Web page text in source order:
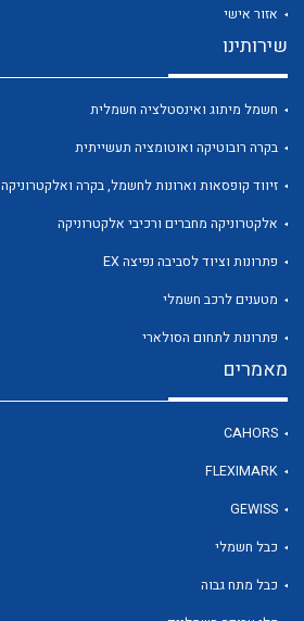
אזור אישי
שירותינו
חשמל מיתוג ואינסטלציה חשמלית
בקרה רובוטיקה ואוטומציה תעשייתית
זיווד קופסאות וארונות לחשמל, בקרה ואלקטרוניקה
אלקטרוניקה מחברים ורכיבי אלקטרוניקה
פתרונות וציוד לסביבה נפיצה EX
מטענים לרכב חשמלי
פתרונות לתחום הסולארי
מאמרים
CAHORS
FLEXIMARK
GEWISS
כבל חשמלי
כבל מתח גבוה